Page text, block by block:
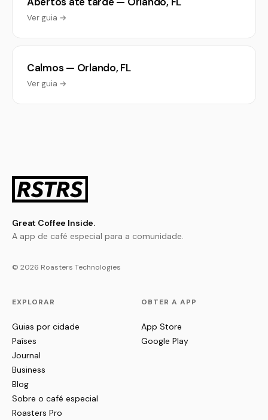
Ver guia →
Calmos — Orlando, FL
Ver guia →
Great Coffee Inside.
A app de café especial para a comunidade.
© 2026 Roasters Technologies
EXPLORAR
Guias por cidade
Países
Journal
Business
Blog
Sobre o café especial
Roasters Pro
OBTER A APP
App Store
Google Play